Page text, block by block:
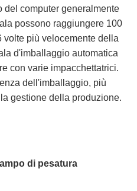
del computer generalmente
possono raggiungere 100
volte più velocemente della
d'imballaggio automatica
con varie impacchettatrici.
dell'imballaggio, più
gestione della produzione.
di pesatura